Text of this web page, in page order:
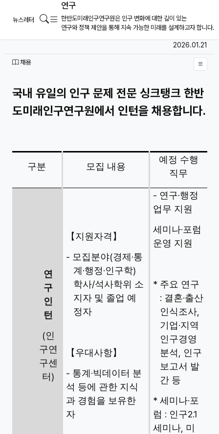
뉴스레터 검색메뉴
연구
한반도미래인구연구원은 인구 변화에 대한 깊이 있는
연구와 정책 제안을 통해 지속 가능한 미래를 설계하고자 합니다.
2026년 한반도미래인구연구원 인턴 채용 공
고 (~2026.2.13 마감)
작성일
2026.01.21
분류
채용
국내 유일의 인구 문제 전문 싱크탱크 한반
도미래인구연구원에서 인턴을 채용합니다.
구분 모집 내용
예정 수행
직무
연
구
인
턴
(인
구연
구센
터)
【지원자격 】
- 모집분야(경제 ·통
계 ·행정·인구학)
학사/석사학위 소
지자 및 졸업 예
정자
【우대사항】
- 통계 ·빅데이터 분
석 등에 관한 지식
과 경험을 보유한
자
- 연구·행정
업무 지원
세미나·포럼
운영 지원
* 주요 연구
: 결혼·출산
인식조사,
기업·지역
인구경영
분석, 인구
보고서 발
간 등
*세미나·포
럼 : 인구2.1
세미나, 미